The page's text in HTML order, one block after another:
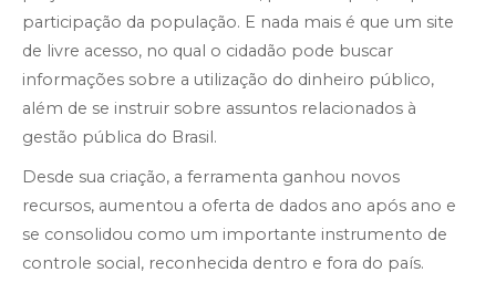
participação da população. E nada mais é que um site
de livre acesso, no qual o cidadão pode buscar
informações sobre a utilização do dinheiro público,
além de se instruir sobre assuntos relacionados à
gestão pública do Brasil.
Desde sua criação, a ferramenta ganhou novos
recursos, aumentou a oferta de dados ano após ano e
se consolidou como um importante instrumento de
controle social, reconhecida dentro e fora do país.